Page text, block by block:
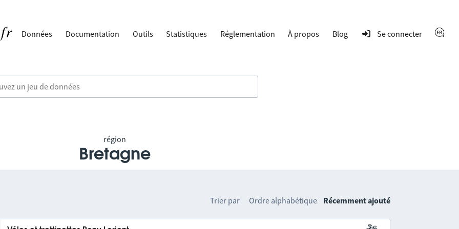
Données Documentation Outils Statistiques Réglementation À propos Blog Se connecter
région
Bretagne
Trier par Ordre alphabétique Récemment ajouté